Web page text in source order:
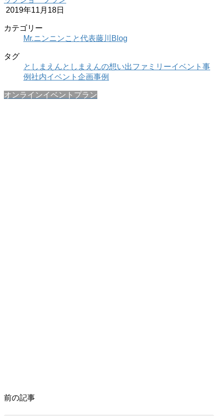
2019年11月18日
カテゴリー
Mr.ニンニンこと代表藤川Blog
タグ
としまえんとしまえんの想い出ファミリーイベント事
例社内イベント企画事例
オンラインイベントプラン
前の記事